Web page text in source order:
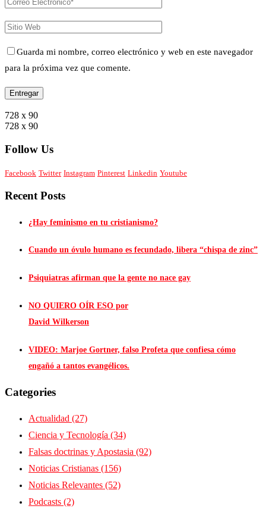
Guarda mi nombre, correo electrónico y web en este navegador
para la próxima vez que comente.
728 x 90
728 x 90
Follow Us
Facebook Twitter Instagram Pinterest Linkedin Youtube
Recent Posts
¿Hay feminismo en tu cristianismo?
Cuando un óvulo humano es fecundado, libera “chispa de zinc”
Psiquiatras afirman que la gente no nace gay
NO QUIERO OÍR ESO por
David Wilkerson
VIDEO: Marjoe Gortner, falso Profeta que confiesa cómo
engañó a tantos evangélicos.
Categories
Actualidad (27)
Ciencia y Tecnología (34)
Falsas doctrinas y Apostasia (92)
Noticias Cristianas (156)
Noticias Relevantes (52)
Podcasts (2)